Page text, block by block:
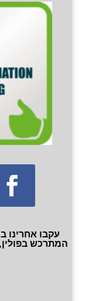
עקבו אחרינו
המתרכש